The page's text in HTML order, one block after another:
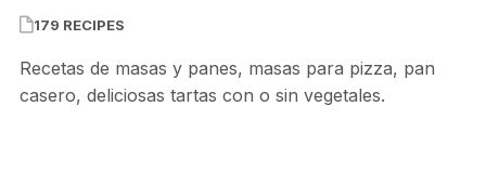
179 RECIPES
Recetas de masas y panes, masas para pizza, pan
casero, deliciosas tartas con o sin vegetales.